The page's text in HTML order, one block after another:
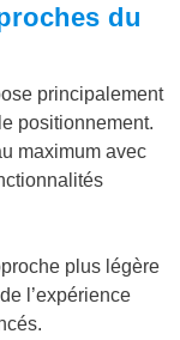
du
principalement
positionnement.
maximum avec
plus légère
l’expérience